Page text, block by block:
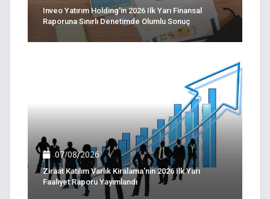
Inveo Yatırım Holding'in 2026 Ilk Yarı Finansal
Raporuna Sınırlı Denetimde Olumlu Sonuç
07/08/2026
Ziraat Katılım Varlık Kiralama'nın 2026 Ilk Yarı
Faaliyet Raporu Yayımlandı